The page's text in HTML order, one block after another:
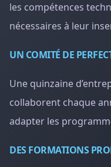
les compétences
nécessaires à leur
UN COMITÉ DE
Une quinzaine
collaborent chaque
adapter les
DES FORMATIONS